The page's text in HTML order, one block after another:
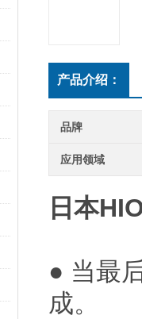
产品介绍：
品牌
应用领域
日本
● 当最
成。